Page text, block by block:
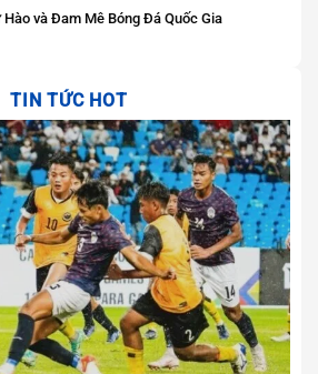
và Đam Mê Bóng Đá Quốc Gia
TIN TỨC HOT